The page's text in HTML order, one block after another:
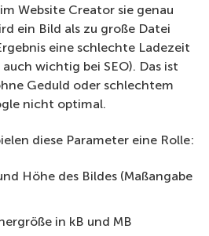
Website Creator sie genau
ein Bild als zu große Datei
eine schlechte Ladezeit
wichtig bei SEO). Das ist
Geduld oder schlechtem
nicht optimal.
diese Parameter eine Rolle:
Höhe des Bildes (Maßangabe
in kB und MB